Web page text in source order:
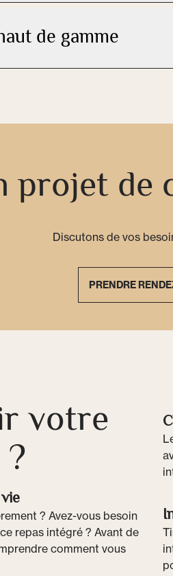
de gamme
projet de
Discutons de vos
PRENDRE
votre
? Avez-vous besoin
repas intégré ? Avant de
comment vous